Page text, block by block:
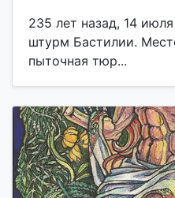
235 лет назад, 14
штурм Бастилии.
пыточная тюр...